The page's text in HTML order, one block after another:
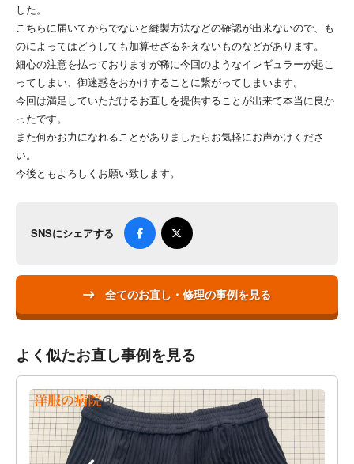
した。
こちらに届いてからでないと縫製方法などの確認が出来ないので、も
のによってはどうしても加算せざるをえないものなどがあります。
細心の注意を払っておりますが稀に今回のようなイレギュラーが起こ
ってしまい、御迷惑をおかけすることに繋がってしまいます。
今回は満足していただけるお直しを提供することが出来て本当に良か
ったです。
また何かお力になれることがありましたらお気軽にお声かけくださ
い。
今後ともよろしくお願い致します。
SNSにシェアする
全てのお直し・修理の事例を見る
よく似たお直し事例を見る